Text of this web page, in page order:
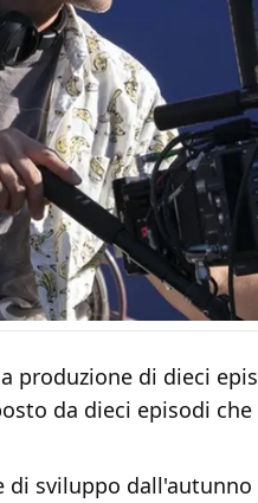
produzione di dieci
da dieci episodi che
sviluppo dall'autunno